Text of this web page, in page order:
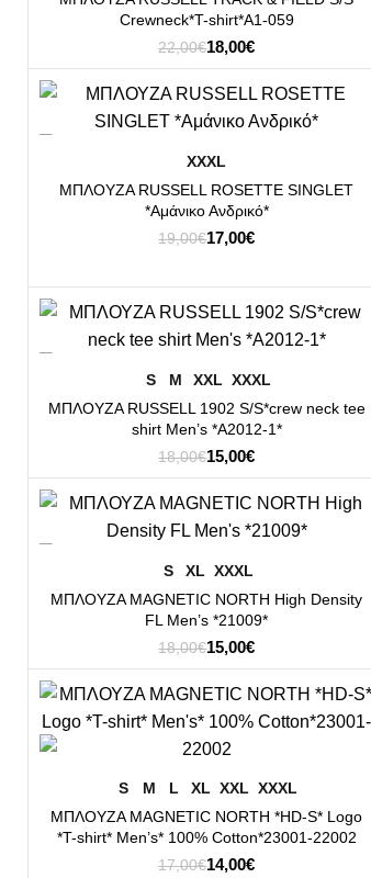
Crewneck*T-shirt*A1-059
22,00€Original
price
was:
18,00€Η
τρέχουσα
τιμή
18,00€.
ΕΠΙΛΟΓΉ
XXXL
ΜΠΛΟΥΖΑ RUSSELL ROSETTE SINGLET
*Αμάνικο Ανδρικό*
19,00€Original
17,00€Η
17,00€.
ΕΠΙΛΟΓΉ
S M XXL XXXL
ΜΠΛΟΥΖΑ RUSSELL 1902 S/S*crew neck tee
shirt Men’s *A2012-1*
18,00€Original
price
was:
15,00€Η
τρέχουσα
τιμή
15,00€.
ΕΠΙΛΟΓΉ
S XL XXXL
ΜΠΛΟΥΖΑ MAGNETIC NORTH High Density
FL Men’s *21009*
18,00€Original
price
was:
15,00€Η
τρέχουσα
τιμή
15,00€.
ΕΠΙΛΟΓΉ
S M L XL XXL XXXL
ΜΠΛΟΥΖΑ MAGNETIC NORTH *HD-S* Logo
*T-shirt* Men’s* 100% Cotton*23001-22002
17,00€Original
14,00€Η